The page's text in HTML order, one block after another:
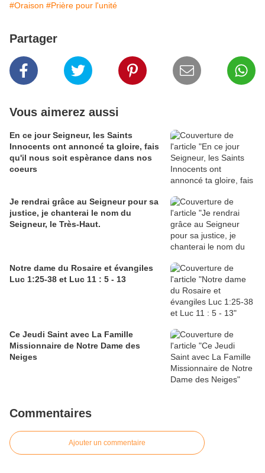
#Oraison #Prière pour l'unité
Partager
Vous aimerez aussi
En ce jour Seigneur, les Saints
Innocents ont annoncé ta gloire, fais
qu'il nous soit espèrance dans nos
coeurs
Je rendrai grâce au Seigneur pour sa
justice, je chanterai le nom du
Seigneur, le Très-Haut.
Notre dame du Rosaire et évangiles
Luc 1:25-38 et Luc 11 : 5 - 13
Ce Jeudi Saint avec La Famille
Missionnaire de Notre Dame des
Neiges
Commentaires
Ajouter un commentaire